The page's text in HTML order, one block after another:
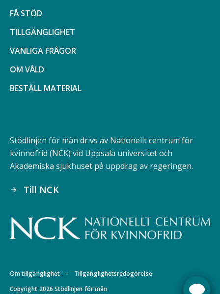
FÅ STÖD
TILLGÄNGLIGHET
VANLIGA FRÅGOR
OM VÅLD
BESTÄLL MATERIAL
Stödlinjen för män drivs av Nationellt centrum för
kvinnofrid (NCK) vid Uppsala universitet och
Akademiska sjukhuset på uppdrag av regeringen.
arrow_forward Till NCK
Copyright 2026 Stödlinjen för män
Om tillgänglighet - Tillgänglighetsredogörelse